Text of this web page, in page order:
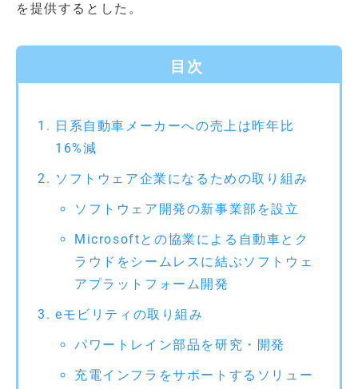
を提供するとした。
目次
日系自動車メーカーへの売上は昨年比
16%減
ソフトウェア企業になるための取り組み
ソフトウェア開発の新事業部を設立
Microsoftとの協業による自動車とク
ラウドをシームレスに結ぶソフトウェ
アプラットフォーム開発
eモビリティの取り組み
パワートレイン部品を研究・開発
充電インフラをサポートするソリュー